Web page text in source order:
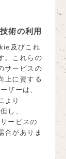
術の利用
及びこれ
。これらの
サービスの
上に資する
ザーは、
より
し、
ービスの
合がありま